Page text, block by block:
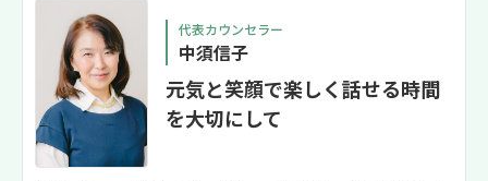
代表カウンセラー
中須信子
元気と笑顔で楽しく話せる時間
を大切にして